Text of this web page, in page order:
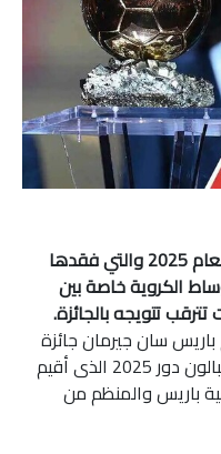
أثار الإعلان عن الفائز بالكرة الذهبية لعام 2025 والتي فقدها
الكروية خاصة بين
تتويجه بالجائزة.
سان جيرمان جائزة
أفضل لاعب في العالم بحفل جوائز البالون دور 2025 الذى أقيم
باريس والمنظم من